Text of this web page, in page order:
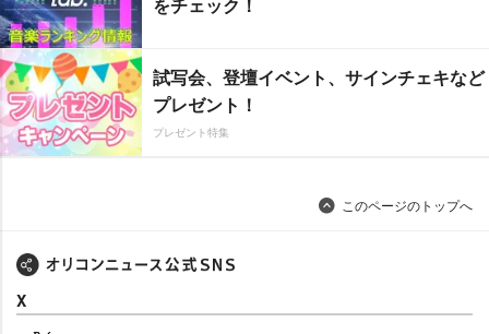
試写会、登壇イベント、サインチェキなど
プレゼント！
プレゼント特集
このページのトップへ
X